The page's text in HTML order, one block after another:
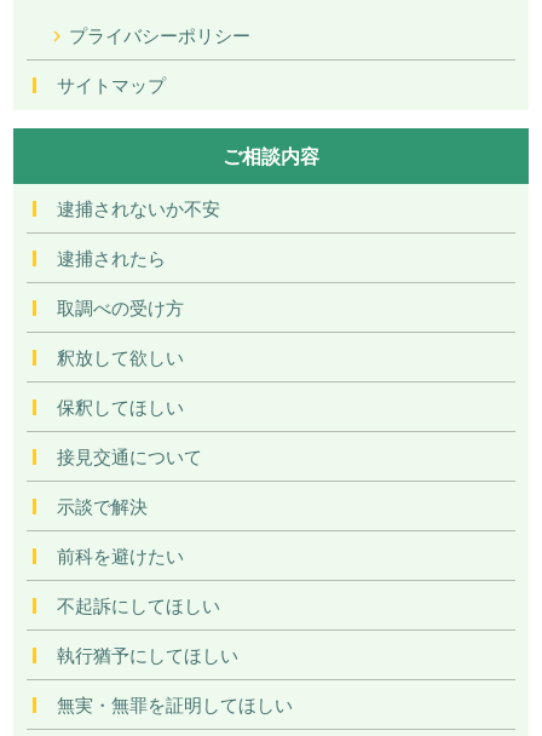
プライバシーポリシー
サイトマップ
ご相談内容
逮捕されないか不安
逮捕されたら
取調べの受け方
釈放して欲しい
保釈してほしい
接見交通について
示談で解決
前科を避けたい
不起訴にしてほしい
執行猶予にしてほしい
無実・無罪を証明してほしい